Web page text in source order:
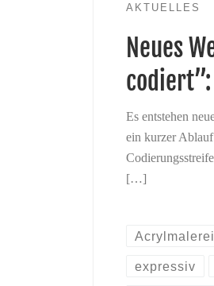
AKTUELLES
Neues
codiert”:
Es entstehen
ein kurzer
[…]
Acrylmalerei
expressiv